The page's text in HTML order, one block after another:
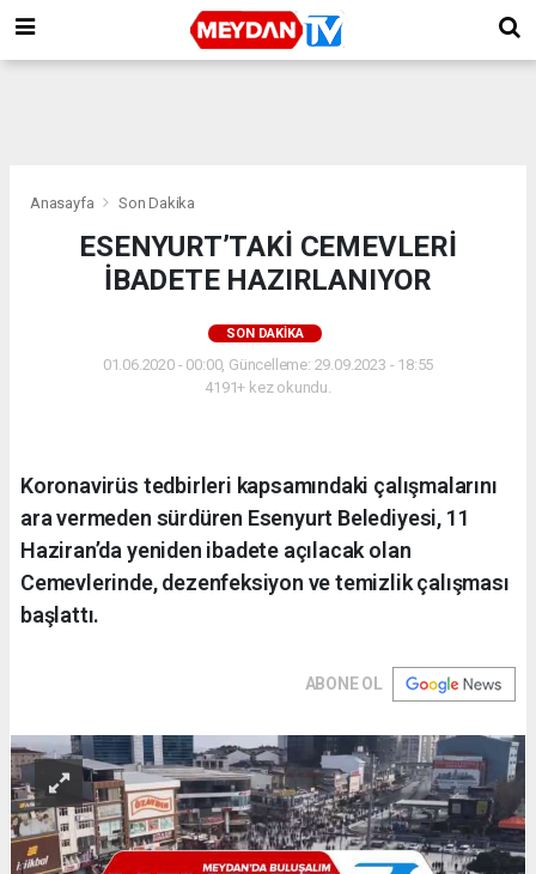
Anasayfa Son Dakika
ESENYURT’TAKİ CEMEVLERİ
İBADETE HAZIRLANIYOR
SON DAKIKA
01.06.2020 - 00:00, Güncelleme: 29.09.2023 - 18:55
4191+ kez okundu.
Koronavirüs tedbirleri kapsamındaki çalışmalarını
ara vermeden sürdüren Esenyurt Belediyesi, 11
Haziran’da yeniden ibadete açılacak olan
Cemevlerinde, dezenfeksiyon ve temizlik çalışması
başlattı.
ABONE OL